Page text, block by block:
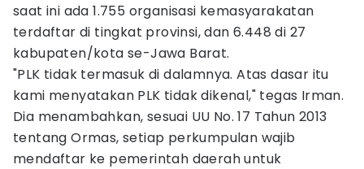
saat ini ada 1.755 organisasi kemasyarakatan
terdaftar di tingkat provinsi, dan 6.448 di 27
kabupaten/kota se-Jawa Barat.
"PLK tidak termasuk di dalamnya. Atas dasar itu
kami menyatakan PLK tidak dikenal," tegas Irman.
Dia menambahkan, sesuai UU No. 17 Tahun 2013
tentang Ormas, setiap perkumpulan wajib
mendaftar ke pemerintah daerah untuk